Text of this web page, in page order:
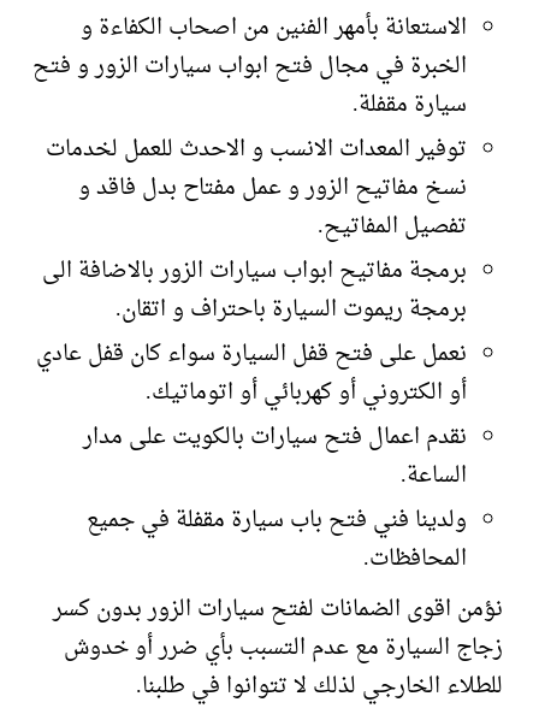
الاستعانة بأمهر الفنين من اصحاب الكفاءة و
الخبرة في مجال فتح ابواب سيارات الزور و فتح
سيارة مقفلة.
توفير المعدات الانسب و الاحدث للعمل لخدمات
نسخ مفاتيح الزور و عمل مفتاح بدل فاقد و
تفصيل المفاتيح.
برمجة مفاتيح ابواب سيارات الزور بالاضافة الى
برمجة ريموت السيارة باحتراف و اتقان.
نعمل على فتح قفل السيارة سواء كان قفل عادي
أو الكتروني أو كهربائي أو اتوماتيك.
نقدم اعمال فتح سيارات بالكويت على مدار
الساعة.
ولدينا فني فتح باب سيارة مقفلة في جميع
المحافظات.
نؤمن اقوى الضمانات لفتح سيارات الزور بدون كسر
زجاج السيارة مع عدم التسبب بأي ضرر أو خدوش
للطلاء الخارجي لذلك لا تتوانوا في طلبنا.